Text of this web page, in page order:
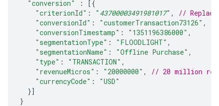
"conversion" :
[{
"criterionId" : " 43700003491981017" ,
//
"conversionId" : "customerTransaction73126" ,
"conversionTimestamp" : "1351196386000" ,
"segmentationType" : "FLOODLIGHT" ,
"segmentationName" : "Offline Purchase" ,
"type" : "TRANSACTION" ,
"revenueMicros" : "20000000" ,
// 20 million
"currencyCode" :
"USD"
}]
}